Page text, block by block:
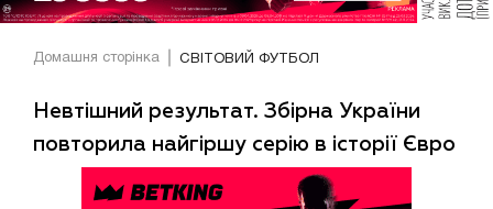
Домашня сторінка СВІТОВИЙ ФУТБОЛ
Невтішний результат. Збірна України
повторила найгіршу серію в історії Євро